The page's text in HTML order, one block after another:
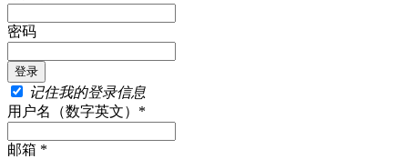
密码
记住我的登录信息
用户名（数字英文）*
邮箱 *